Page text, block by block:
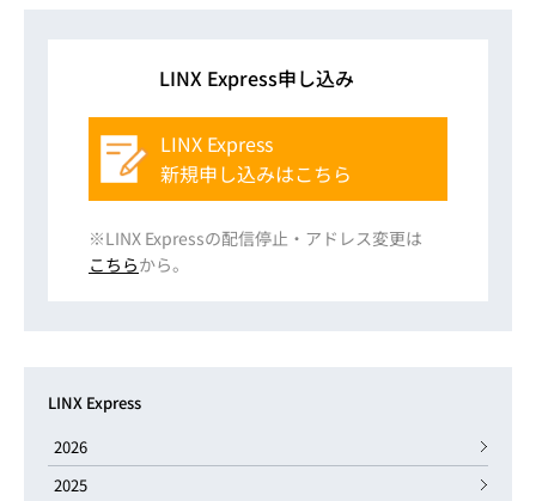
LINX Express申し込み
LINX Express
新規申し込みはこちら
※LINX Expressの配信停止・アドレス変更は
こちらから。
LINX Express
2026
2025